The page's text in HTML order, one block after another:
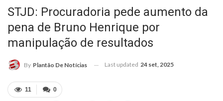
STJD: Procuradoria pede aumento da
pena de Bruno Henrique por
manipulação de resultados
By Plantão De Notícias Last updated 24 set, 2025
0
11